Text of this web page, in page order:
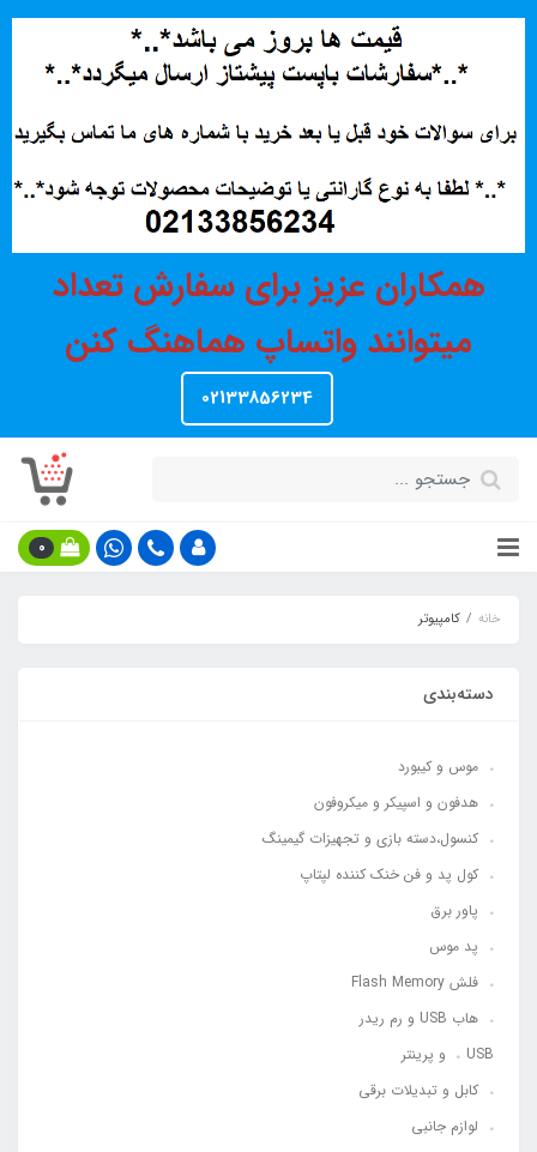
همکاران عزیز برای سفارش تعداد
میتوانند واتساپ هماهنگ کنن
02133856234
0
خانه کامپیوتر
دسته‌بندی
موس و کیبورد
هدفون و اسپیکر و میکروفون
کنسول،دسته بازی و تجهیزات گیمینگ
کول پد و فن خنک کننده لپتاپ
پاور برق
پد موس
فلش Flash Memory
هاب USB و رم ریدر
USB و پرینتر
کابل و تبدیلات برقی
لوازم جانبی